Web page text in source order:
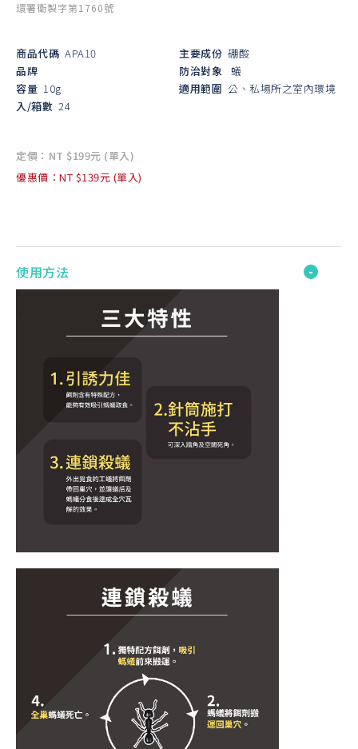
環署衛製字第1760號
商品代碼 APA10
品牌
容量 10g
入/箱數 24
主要成份 硼酸
防治對象 蟻
適用範圍 公、私場所之室內環境
定價：NT $199元 (單入)
優惠價：NT $139元 (單入)
使用方法